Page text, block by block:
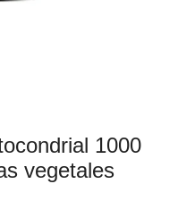
1000
vegetales